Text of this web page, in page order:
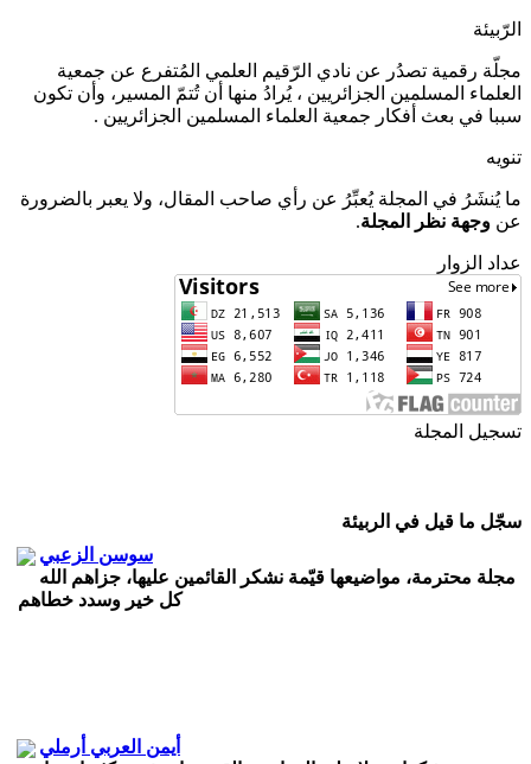
الرّبيئة
مجلّة رقمية تصدُر عن نادي الرّقيم العلمي المُتفرع عن جمعية
العلماء المسلمين الجزائريين ، يُرادُ منها أن تُتمّ المسير، وأن تكون
سببا في بعث أفكار جمعية العلماء المسلمين الجزائريين .
تنويه
ما يُنشَرُ في المجلة يُعبِّرُ عن رأي صاحب المقال، ولا يعبر بالضرورة
عن وجهة نظر المجلة.
عداد الزوار
تسجيل المجلة
سجّل ما قيل في الربيئة
سوسن الزعبي
مجلة محترمة، مواضيعها قيّمة نشكر القائمين عليها، جزاهم الله
كل خير وسدد خطاهم
أيمن العربي أرملي